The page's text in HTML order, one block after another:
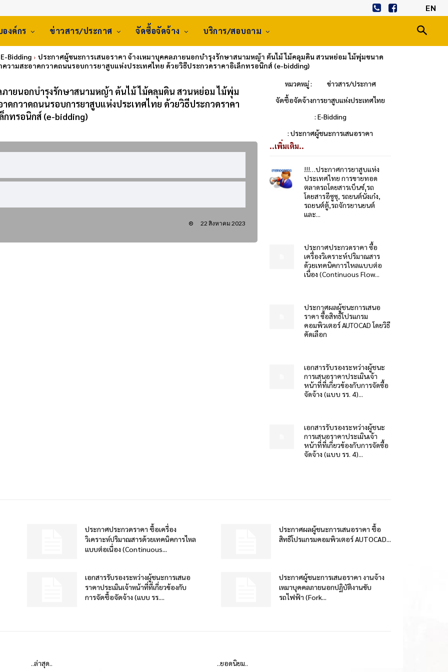
EN
องค์กร ข่าวสาร/ประกาศ จัดซื้อจัดจ้าง บริการ/สอบถาม
Bidding
ประกาศผู้ชนะการเสนอราคา จ้างเหมาบุคคลภายนอกบำรุงรักษาสนามหญ้า ต้นไม้ ไม้คลุมดิน สวนหย่อม ไม้พุ่มขนาด
วามสะอาดกวาดถนนรอบการยาสูบแห่งประเทศไทย ด้วยวิธีประกวดราคาอิเล็กทรอนิกส์ (e-bidding)
ภายนอกบำรุงรักษาสนามหญ้า ต้นไม้ ไม้คลุมดิน สวนหย่อม ไม้พุ่ม
ดกวาดถนนรอบการยาสูบแห่งประเทศไทย ด้วยวิธีประกวดราคา
กทรอนิกส์ (e-bidding)
หมวดหมู่ :
ข่าวสาร/ประกาศ
จัดซื้อจัดจ้างการยาสูบแห่งประเทศไทย
: E-Bidding
: ประกาศผู้ชนะการเสนอราคา
22 สิงหาคม 2023
..เพิ่มเติม..
!!!…ประกาศการยาสูบแห่ง
ประเทศไทย การขายทอด
ตลาดรถโดยสารเบ็นซ์,รถ
โดยสารอีซูซุ, รถยนต์นั่งเก๋ง,
รถยนต์ตู้,รถจักรยานยนต์
และ...
ประกาศประกวดราคา ซื้อ
เครื่องวิเคราะห์ปริมาณสาร
ด้วยเทคนิคการไหลแบบต่อ
เนื่อง (Continuous Flow...
ประกาศผลผู้ชนะการเสนอ
ราคา ซื้อสิทธิโปรแกรม
คอมพิวเตอร์ AUTOCAD โดยวิธี
คัดเลือก
เอกสารรับรองระหว่างผู้ชนะ
การเสนอราคาประเมินเจ้า
หน้าที่ที่เกี่ยวข้องกับการจัดซื้อ
จัดจ้าง (แบบ รร. 4)...
เอกสารรับรองระหว่างผู้ชนะ
การเสนอราคาประเมินเจ้า
หน้าที่ที่เกี่ยวข้องกับการจัดซื้อ
จัดจ้าง (แบบ รร. 4)...
ประกาศประกวดราคา ซื้อเครื่อง
วิเคราะห์ปริมาณสารด้วยเทคนิคการไหล
แบบต่อเนื่อง (Continuous...
ประกาศผลผู้ชนะการเสนอราคา ซื้อ
สิทธิโปรแกรมคอมพิวเตอร์ AUTOCAD...
เอกสารรับรองระหว่างผู้ชนะการเสนอ
ราคาประเมินเจ้าหน้าที่ที่เกี่ยวข้องกับ
การจัดซื้อจัดจ้าง (แบบ รร....
ประกาศผู้ชนะการเสนอราคา งานจ้าง
เหมาบุคคลภายนอกปฏิบัติงานขับ
รถไฟฟ้า (Fork...
..ล่าสุด.. ..ยอดนิยม..